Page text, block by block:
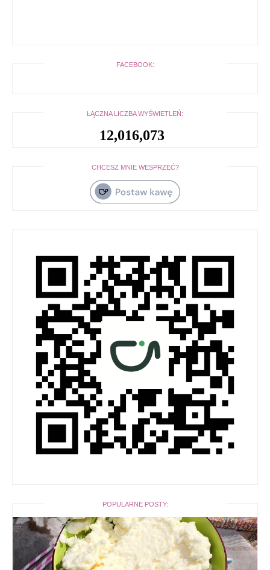
FACEBOOK:
ŁĄCZNA LICZBA WYŚWIETLEŃ:
12,016,073
CHCESZ MNIE WESPRZEĆ?
POPULARNE POSTY: